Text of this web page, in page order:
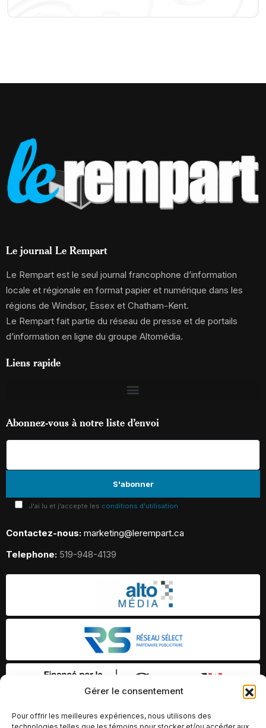
Gérer le consentement
Pour offrir les meilleures expériences, nous utilisons des
Le journal Le Rempart
Le Rempart est le seul journal francophone d’information
locale et régionale en format papier et numérique dans les
régions de Windsor, Essex et Chatham-Kent.
Le Rempart fait partie du réseau de presse et de portails
d’information en ligne du groupe Altomédia.
Liens rapide
Abonnez-vous à notre liste d’envoi
J'ai lu et j'accepte les conditions d'utilisation
Contactez-nous: marketing@lerempart.ca
Telephone: 519-948-4139